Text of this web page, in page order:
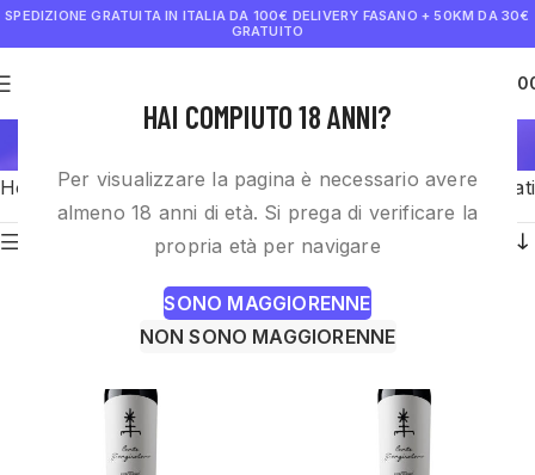
HAI COMPIUTO 18 ANNI?
Per visualizzare la pagina è necessario avere
almeno 18 anni di età. Si prega di verificare la
propria età per navigare
SONO MAGGIORENNE
NON SONO MAGGIORENNE
SPEDIZIONE GRATUITA IN ITALIA DA 100€ DELIVERY FASANO + 50KM DA 30€
GRATUITO
Shop
Home Shop Visualizzazione di 1-12 di 202 risultati